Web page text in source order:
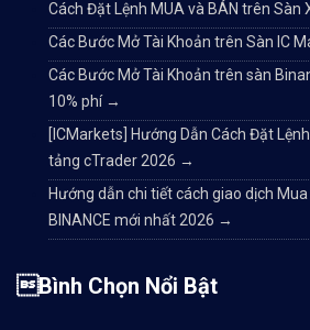
Cách Đặt Lệnh MUA và BÁN trên Sàn
Các Bước Mở Tài Khoản trên Sàn IC
Các Bước Mở Tài Khoản trên sàn
10% phí →
[ICMarkets] Hướng Dẫn Cách Đặt
tảng cTrader 2026 →
Hướng dẫn chi tiết cách giao dịch
BINANCE mới nhất 2026 →
Bình Chọn Nổi Bật